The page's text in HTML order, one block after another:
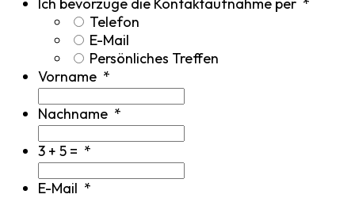
Telefon
E-Mail
Persönliches Treffen
Vorname *
Nachname *
3 + 5 = *
E-Mail *